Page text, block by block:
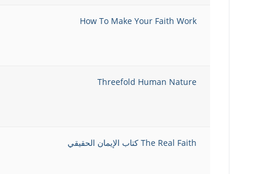
How To Make Your Faith Work
Threefold Human Nature
The Real Faith كتاب الإيمان الحقيقي